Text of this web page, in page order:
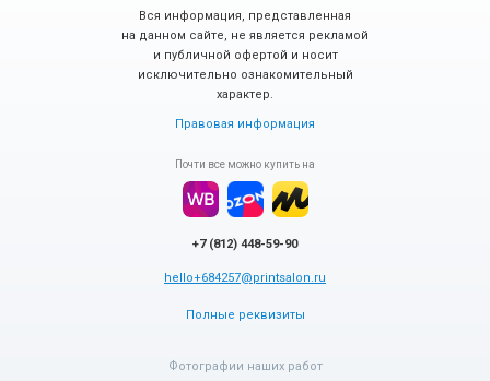
Вся информация, представленная
на данном сайте, не является рекламой
и публичной офертой и носит
исключительно ознакомительный
характер.
Правовая информация
Почти все можно купить на
+7 (812) 448-59-90
hello+684257@printsalon.ru
Полные реквизиты
Фотографии наших работ